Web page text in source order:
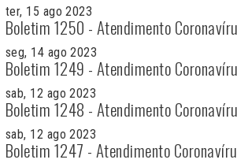
ter, 15 ago 2023
Boletim 1250 - Atendimento
seg, 14 ago 2023
Boletim 1249 - Atendimento
sab, 12 ago 2023
Boletim 1248 - Atendimento
sab, 12 ago 2023
Boletim 1247 - Atendimento